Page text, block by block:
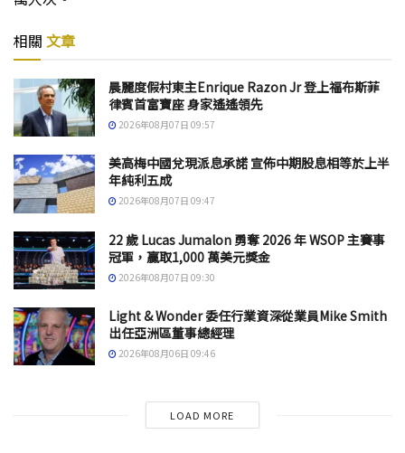
相關 文章
晨麗度假村東主Enrique Razon Jr 登上福布斯菲
律賓首富寶座 身家遙遙領先
2026年08月07日 09:57
美高梅中國兌現派息承諾 宣佈中期股息相等於上半
年純利五成
2026年08月07日 09:47
22 歲 Lucas Jumalon 勇奪 2026 年 WSOP 主賽事
冠軍，贏取1,000 萬美元獎金
2026年08月07日 09:30
Light & Wonder 委任行業資深從業員Mike Smith
出任亞洲區董事總經理
2026年08月06日 09:46
LOAD MORE